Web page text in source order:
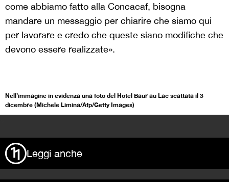
come abbiamo fatto alla Concacaf, bisogna
mandare un messaggio per chiarire che siamo qui
per lavorare e credo che queste siano modifiche che
devono essere realizzate».
Nell’immagine in evidenza una foto del Hotel Baur au Lac scattata il 3
dicembre (Michele Limina/Afp/Getty Images)
Leggi anche